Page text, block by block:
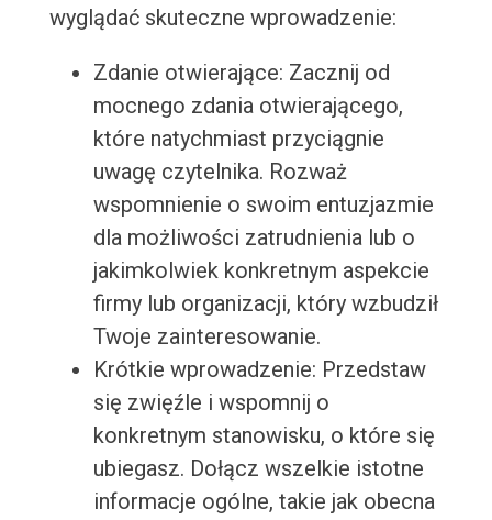
wyglądać skuteczne wprowadzenie:
Zdanie otwierające: Zacznij od
mocnego zdania otwierającego,
które natychmiast przyciągnie
uwagę czytelnika. Rozważ
wspomnienie o swoim entuzjazmie
dla możliwości zatrudnienia lub o
jakimkolwiek konkretnym aspekcie
firmy lub organizacji, który wzbudził
Twoje zainteresowanie.
Krótkie wprowadzenie: Przedstaw
się zwięźle i wspomnij o
konkretnym stanowisku, o które się
ubiegasz. Dołącz wszelkie istotne
informacje ogólne, takie jak obecna